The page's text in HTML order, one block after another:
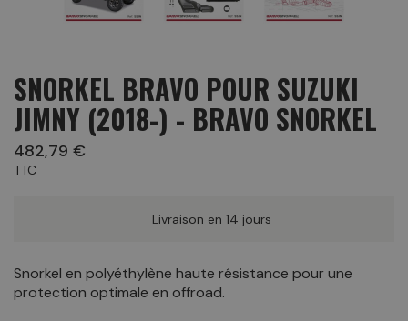
SNORKEL BRAVO POUR SUZUKI
JIMNY (2018-) - BRAVO SNORKEL
482,79 €
TTC
Livraison en 14 jours
Snorkel en polyéthylène haute résistance pour une
protection optimale en offroad.